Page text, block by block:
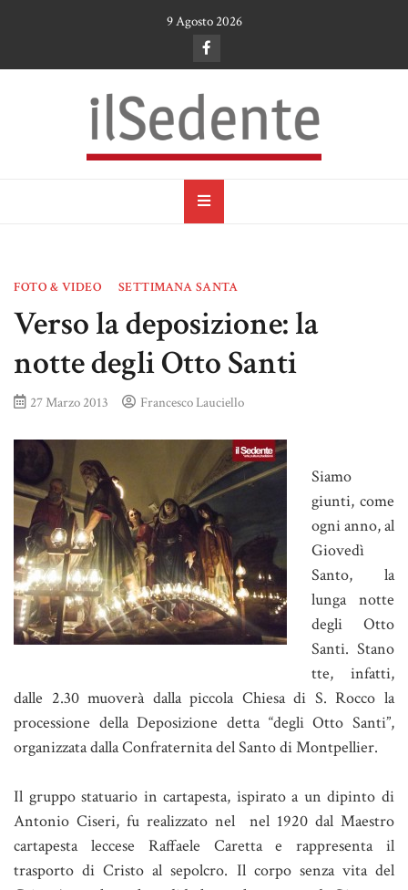
9 Agosto 2026
il Sedente
FOTO & VIDEO SETTIMANA SANTA
Verso la deposizione: la
notte degli Otto Santi
27 Marzo 2013 Francesco Lauciello
Siamo
giunti, come
ogni anno, al
Giovedì
Santo, la
lunga notte
degli Otto
Santi. Stano
tte, infatti,
dalle 2.30 muoverà dalla piccola Chiesa di S. Rocco la
processione della Deposizione detta “degli Otto Santi”,
organizzata dalla Confraternita del Santo di Montpellier.
Il gruppo statuario in cartapesta, ispirato a un dipinto di
Antonio Ciseri, fu realizzato nel nel 1920 dal Maestro
cartapesta leccese Raffaele Caretta e rappresenta il
trasporto di Cristo al sepolcro. Il corpo senza vita del